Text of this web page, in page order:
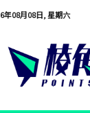
年08月08日, 星期六